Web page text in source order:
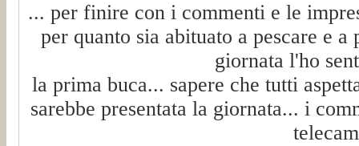
... per finire con i commenti e le
per quanto sia abituato a pescare e
giornata l'ho
la prima buca... sapere che tutti
sarebbe presentata la giornata... i